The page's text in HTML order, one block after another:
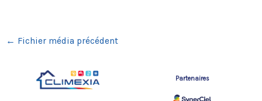
← Fichier média précédent
Partenaires